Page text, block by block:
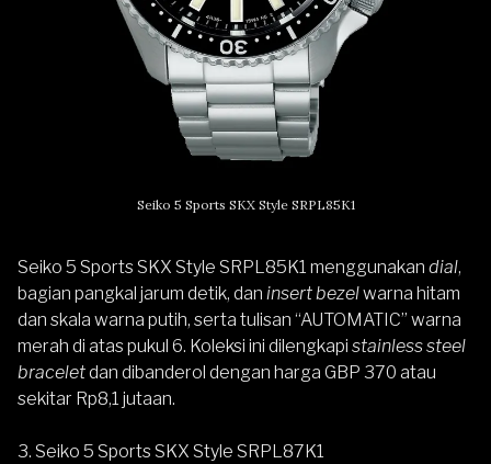
Seiko 5 Sports SKX Style SRPL85K1
Seiko 5 Sports SKX Style SRPL85K1 menggunakan dial,
bagian pangkal jarum detik, dan insert bezelwarna hitam
dan skala warna putih, serta tulisan “AUTOMATIC” warna
merah di atas pukul 6. Koleksi ini dilengkapi stainless steel
braceletdan dibanderol dengan harga GBP 370 atau
sekitar Rp8,1 jutaan.
3. Seiko 5 Sports SKX Style SRPL87K1